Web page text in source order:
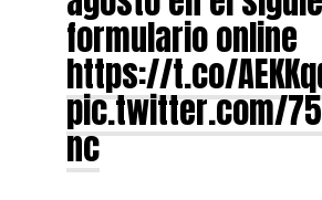
formulario online
https://t.co/
pic.twitter.com/
nc